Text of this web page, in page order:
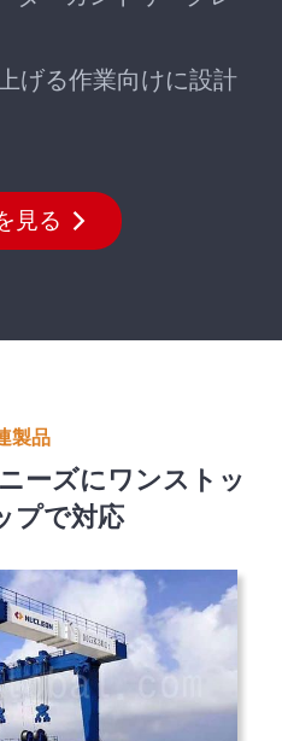
げる作業向けに設計
見る
製品
ーズにワンストッ
プで対応